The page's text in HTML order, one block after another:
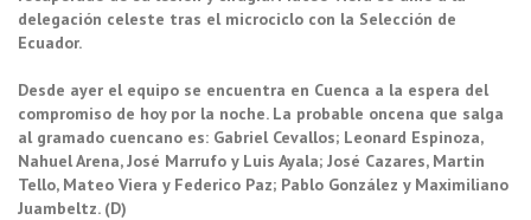
delegación celeste tras el microciclo con la Selección de
Ecuador.
Desde ayer el equipo se encuentra en Cuenca a la espera del
compromiso de hoy por la noche. La probable oncena que salga
al gramado cuencano es: Gabriel Cevallos; Leonard Espinoza,
Nahuel Arena, José Marrufo y Luis Ayala; José Cazares, Martin
Tello, Mateo Viera y Federico Paz; Pablo González y Maximiliano
Juambeltz. (D)